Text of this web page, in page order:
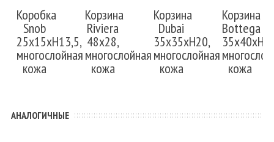
Коробка
Snob
25x15xH13,5,
многослойная
кожа
Корзина
Riviera
48x28,
многослойная
кожа
Корзина
Dubai
35x35xH20,
многослойная
кожа
Корзина
Bottega
кожа
АНАЛОГИЧНЫЕ